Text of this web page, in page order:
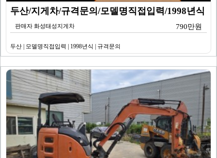
두산/지게차/규격문의/모델명직접입력/1998년식
판매자 화성태성지게차 790만원
두산 | 모델명직접입력 | 1998년식 | 규격문의